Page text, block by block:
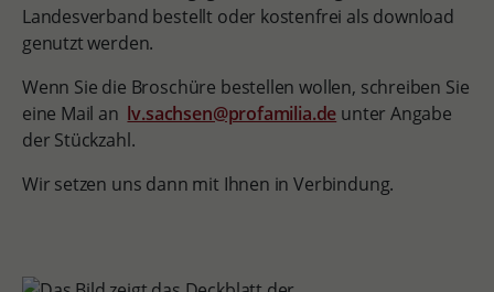
Landesverband bestellt oder kostenfrei als download
genutzt werden.
Wenn Sie die Broschüre bestellen wollen, schreiben Sie
eine Mail an lv.sachsen@profamilia.de unter Angabe
der Stückzahl.
Wir setzen uns dann mit Ihnen in Verbindung.